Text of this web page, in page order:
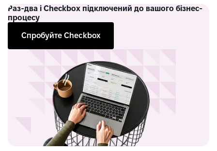
Раз-два і Checkbox підключений до вашого бізнес-
процесу
Спробуйте Checkbox